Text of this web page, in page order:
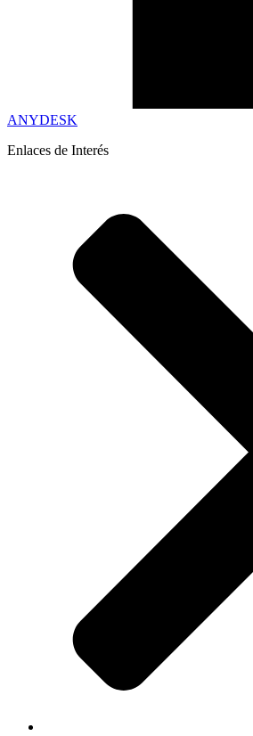
ANYDESK
Enlaces de Interés